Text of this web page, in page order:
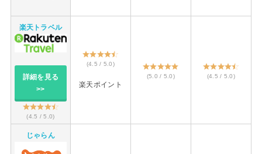
楽天トラベル
詳細を見る
>>
(4.5 / 5.0)
(4.5 / 5.0)
楽天ポイント
(5.0 / 5.0) (4.5 / 5.0)
じゃらん